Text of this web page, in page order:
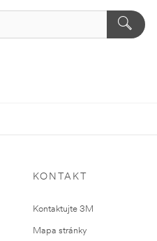
KONTAKT
Kontaktujte 3M
Mapa stránky